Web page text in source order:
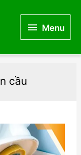
MenuMenu
cầu